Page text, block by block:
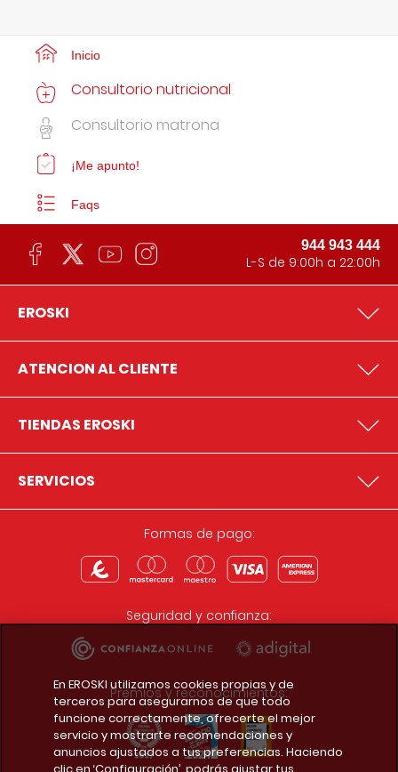
Inicio
Consultorio nutricional
Consultorio matrona
¡Me apunto!
Faqs
944 943 444
L-S de 9:00h a 22:00h
EROSKI
ATENCION AL CLIENTE
TIENDAS EROSKI
SERVICIOS
Formas de pago:
Seguridad y confianza:
Premios y reconocimientos:
En EROSKI utilizamos cookies propias y de
terceros para asegurarnos de que todo
funcione correctamente, ofrecerte el mejor
servicio y mostrarte recomendaciones y
anuncios ajustados a tus preferencias. Haciendo
clic en ‘Configuración’, podrás ajustar tus